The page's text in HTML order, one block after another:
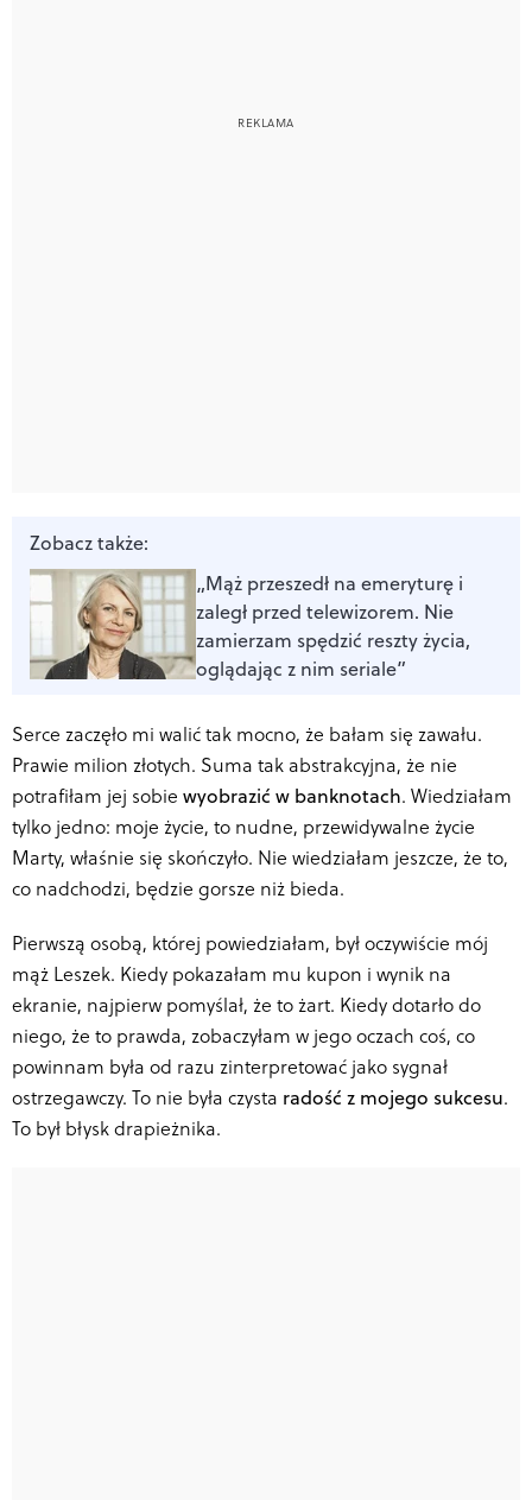
Zobacz także:
„Mąż przeszedł na emeryturę i
zaległ przed telewizorem. Nie
zamierzam spędzić reszty życia,
oglądając z nim seriale”
Serce zaczęło mi walić tak mocno, że bałam się zawału.
Prawie milion złotych. Suma tak abstrakcyjna, że nie
potrafiłam jej sobie wyobrazić w banknotach. Wiedziałam
tylko jedno: moje życie, to nudne, przewidywalne życie
Marty, właśnie się skończyło. Nie wiedziałam jeszcze, że to,
co nadchodzi, będzie gorsze niż bieda.
Pierwszą osobą, której powiedziałam, był oczywiście mój
mąż Leszek. Kiedy pokazałam mu kupon i wynik na
ekranie, najpierw pomyślał, że to żart. Kiedy dotarło do
niego, że to prawda, zobaczyłam w jego oczach coś, co
powinnam była od razu zinterpretować jako sygnał
ostrzegawczy. To nie była czysta radość z mojego sukcesu.
To był błysk drapieżnika.